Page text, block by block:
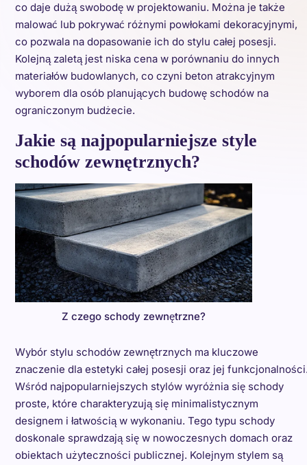
co daje dużą swobodę w projektowaniu. Można je także
malować lub pokrywać różnymi powłokami dekoracyjnymi,
co pozwala na dopasowanie ich do stylu całej posesji.
Kolejną zaletą jest niska cena w porównaniu do innych
materiałów budowlanych, co czyni beton atrakcyjnym
wyborem dla osób planujących budowę schodów na
ograniczonym budżecie.
Jakie są najpopularniejsze style
schodów zewnętrznych?
Z czego schody zewnętrzne?
Wybór stylu schodów zewnętrznych ma kluczowe
znaczenie dla estetyki całej posesji oraz jej
Wśród najpopularniejszych stylów wyróżnia się schody
proste, które charakteryzują się minimalistycznym
designem i łatwością w wykonaniu. Tego typu schody
doskonale sprawdzają się w nowoczesnych domach oraz
obiektach użyteczności publicznej. Kolejnym stylem są